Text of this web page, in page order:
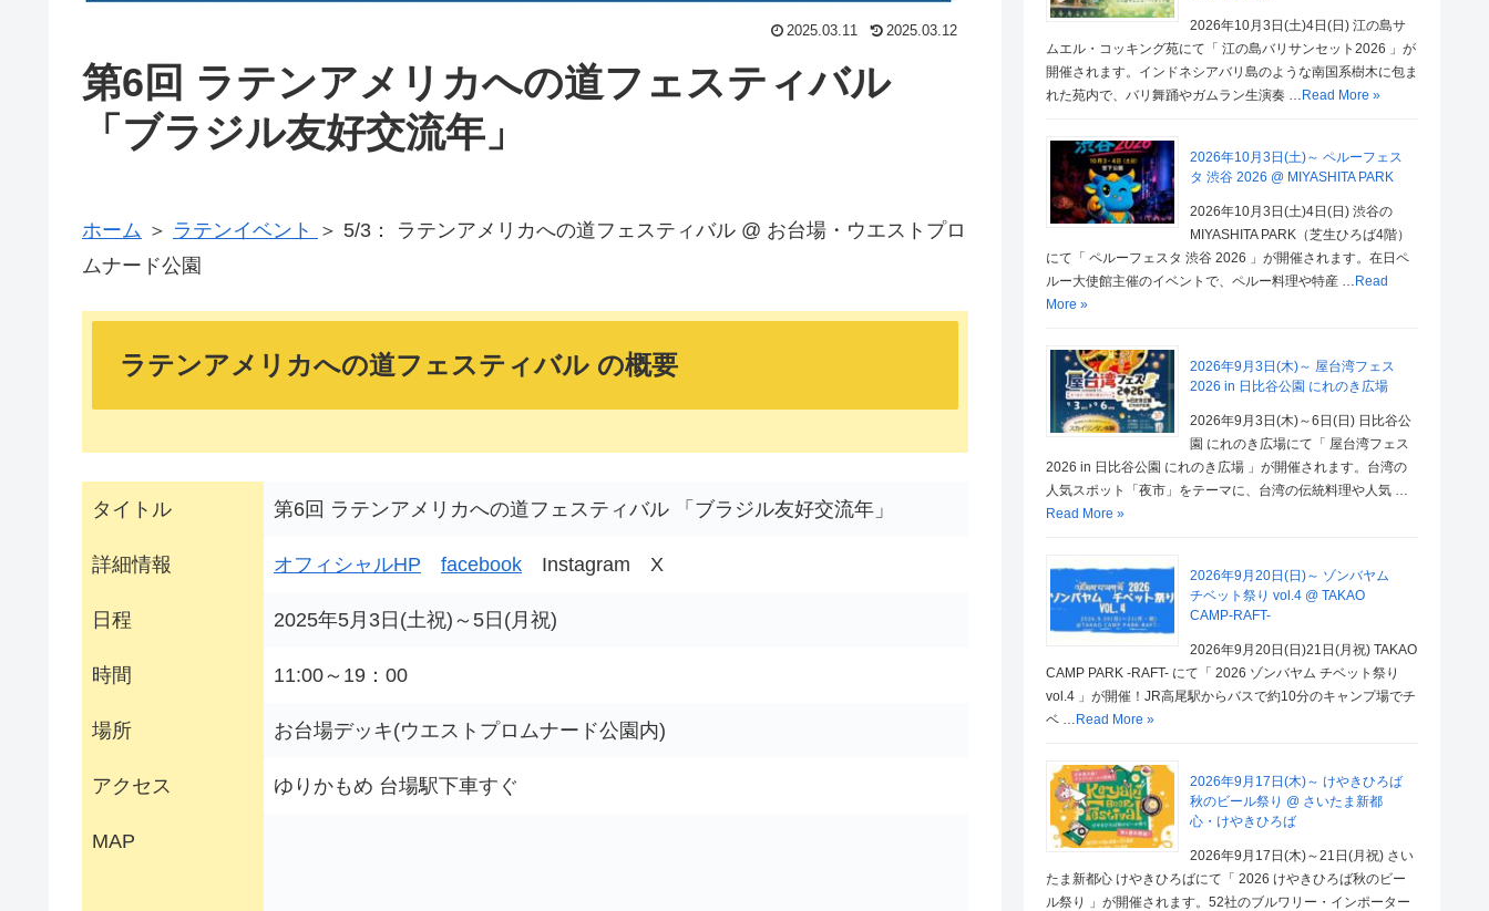
2025.03.11 2025.03.12
第6回 ラテンアメリカへの道フェスティバル
「ブラジル友好交流年」
ホーム ＞ ラテンイベント
＞ 5/3： ラテンアメリカへの道フェスティバル @ お台場・ウエストプロ
ムナード公園
ラテンアメリカへの道フェスティバル の概要
タイトル 第6回 ラテンアメリカへの道フェスティバル 「ブラジル友好交流年」
詳細情報 オフィシャルHP facebook Instagram X
日程 2025年5月3日(土祝)～5日(月祝)
時間 11:00～19：00
場所 お台場デッキ(ウエストプロムナード公園内)
アクセス ゆりかもめ 台場駅下車すぐ
MAP
2026年10月3日(土)4日(日) 江の島サ
ムエル・コッキング苑にて「 江の島バリサンセット2026 」が
開催されます。インドネシアバリ島のような南国系樹木に包ま
れた苑内で、バリ舞踊やガムラン生演奏 … Read More »
2026年10月3日(土)～ ペルーフェス
タ 渋谷 2026 @ MIYASHITA PARK
2026年10月3日(土)4日(日) 渋谷の
MIYASHITA PARK（芝生ひろば4階）
にて「 ペルーフェスタ 渋谷 2026 」が開催されます。在日ペ
ルー大使館主催のイベントで、ペルー料理や特産 … Read
More »
2026年9月3日(木)～ 屋台湾フェス
2026 in 日比谷公園 にれのき広場
2026年9月3日(木)～6日(日) 日比谷公
園 にれのき広場にて「 屋台湾フェス
2026 in 日比谷公園 にれのき広場 」が開催されます。台湾の
人気スポット「夜市」をテーマに、台湾の伝統料理や人気 …
Read More »
2026年9月20日(日)～ ゾンバヤム
チベット祭り vol.4 @ TAKAO
CAMP-RAFT-
2026年9月20日(日)21日(月祝) TAKAO
CAMP PARK -RAFT- にて「 2026 ゾンバヤム チベット祭り
vol.4 」が開催！JR高尾駅からバスで約10分のキャンプ場でチ
ベ … Read More »
2026年9月17日(木)～ けやきひろば
秋のビール祭り @ さいたま新都
心・けやきひろば
2026年9月17日(木)～21日(月祝) さい
たま新都心 けやきひろばにて「 2026 けやきひろば秋のビー
ル祭り 」が開催されます。52社のブルワリー・インポーター